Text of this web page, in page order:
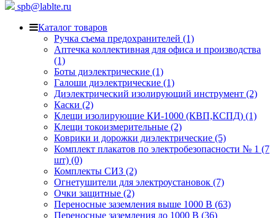
spb@lablte.ru
Каталог товаров
Ручка съема предохранителей (1)
Аптечка коллективная для офиса и производства
(1)
Боты диэлектрические (1)
Галоши диэлектрические (1)
Диэлектрический изолирующий инструмент (2)
Каски (2)
Клещи изолирующие КИ-1000 (КВП,КСПД) (1)
Клещи токоизмерительные (2)
Коврики и дорожки диэлектрические (5)
Комплект плакатов по электробезопасности № 1 (7
шт) (0)
Комплекты СИЗ (2)
Огнетушители для электроустановок (7)
Очки защитные (2)
Переносные заземления выше 1000 В (63)
Переносные заземления до 1000 В (36)